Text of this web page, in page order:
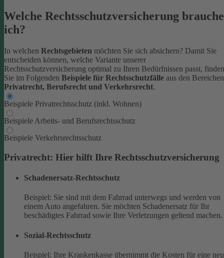
Welche Rechtsschutzversicherung brauche
ich?
In welchen Rechtsgebieten möchten Sie sich absichern? Damit Sie
entscheiden können, welche Variante unserer
Rechtsschutzversicherung optimal zu Ihren Bedürfnissen passt, finden
Sie im Folgenden Beispiele für Rechtsschutzfälle aus den Bereichen
Privatrecht, Berufsrecht und Verkehrsrecht.
Beispiele Privatrechtsschutz (inkl. Wohnen)
Beispiele Arbeits- und Berufsrechtsschutz
Beispiele Verkehrsrechtsschutz
Privatrecht: Hier hilft Ihre Rechtsschutzversicherung
Schadenersatz-Rechtsschutz
Beispiel: Sie sind mit dem Fahrrad unterwegs und werden von
einem Auto angefahren. Sie möchten Schadenersatz für Ihr
beschädigtes Fahrrad sowie Ihre Verletzungen geltend machen.
Sozial-Rechtsschutz
Beispiel: Ihre Krankenkasse übernimmt die Kosten für eine